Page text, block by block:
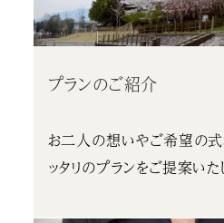
プランのご紹介
お二人の想いやご希望の式
ッタリのプランをご提案いた